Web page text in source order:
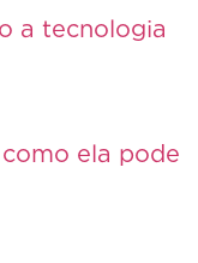
a tecnologia
ela pode